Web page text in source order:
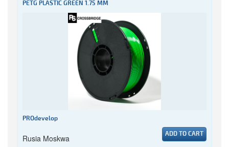
PETG PLASTIC GREEN 1.75 MM
PROdevelop
Rusia Moskwa ADD TO CART